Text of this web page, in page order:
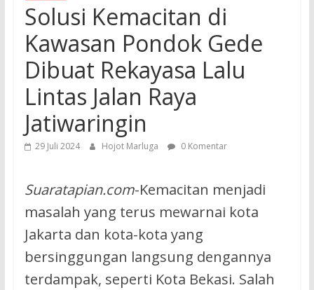
Solusi Kemacitan di
Kawasan Pondok Gede
Dibuat Rekayasa Lalu
Lintas Jalan Raya
Jatiwaringin
29 Juli 2024 Hojot Marluga 0 Komentar
Suaratapian.com-Kemacitan menjadi
masalah yang terus mewarnai kota
Jakarta dan kota-kota yang
bersinggungan langsung dengannya
terdampak, seperti Kota Bekasi. Salah